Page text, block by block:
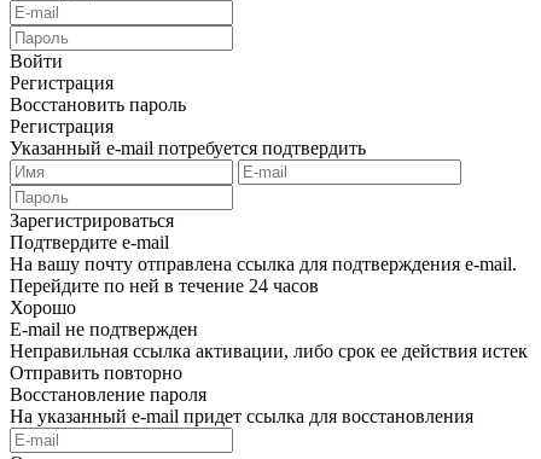
Войти
Регистрация
Восстановить пароль
Регистрация
Указанный e-mail потребуется подтвердить
Зарегистрироваться
Подтвердите e-mail
На вашу почту отправлена ссылка для подтверждения e-mail.
Перейдите по ней в течение 24 часов
Хорошо
E-mail не подтвержден
Неправильная ссылка активации, либо срок ее действия истек
Отправить повторно
Восстановление пароля
На указанный e-mail придет ссылка для восстановления